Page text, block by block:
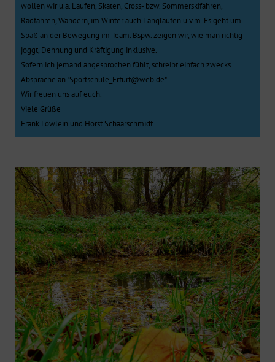
wollen wir u.a. Laufen, Skaten, Cross- bzw. Sommerskifahren,
Radfahren, Wandern, im Winter auch Langlaufen u.v.m. Es geht um
Spaß an der Bewegung im Team. Bspw. zeigen wir, wie man richtig
joggt, Dehnung und Kräftigung inklusive.
Sofern ich jemand angesprochen fühlt, schreibt einfach zwecks
Absprache an "Sportschule_Erfurt@web.de"
Wir freuen uns auf euch.
Viele Grüße
Frank Löwlein und Horst Schaarschmidt